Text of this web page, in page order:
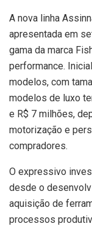
A nova linha
apresentada em
gama da marca
performance.
modelos, com
modelos de luxo
e R$ 7 milhões,
motorização e
compradores.
O expressivo
desde o
aquisição de
processos